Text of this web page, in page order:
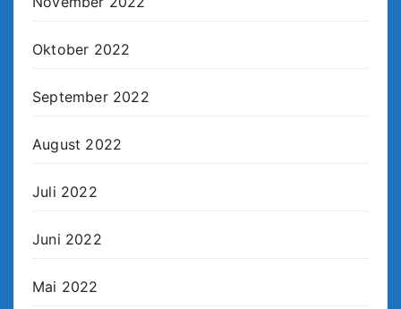
Oktober 2022
September 2022
August 2022
Juli 2022
Juni 2022
Mai 2022